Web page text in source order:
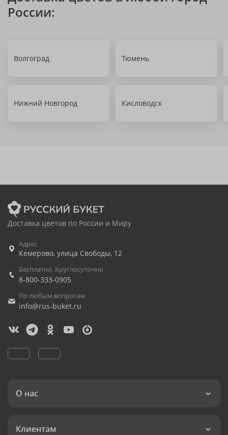
России:
Волгоград Тюмень
Нижний Новгород Кисловодск
Доставка цветов по России и Миру
Адрес
Кемерово, улица Свободы, 12
Бесплатно. Круглосуточно
8-800-333-0905
По любым вопросам
info@rus-buket.ru
О нас
Клиентам